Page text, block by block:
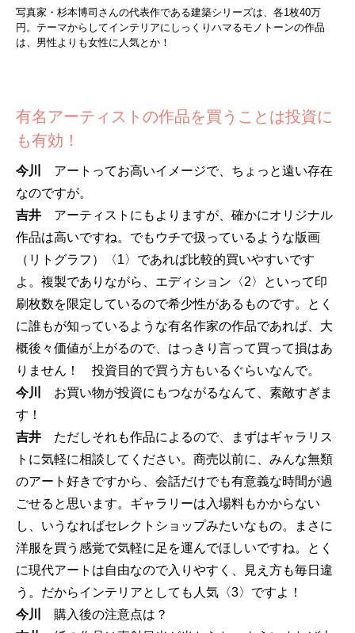
写真家・杉本博司さんの代表作である建築シリーズは、各1枚40万
円。テーマからしてインテリアにしっくりハマるモノトーンの作品
は、男性よりも女性に人気とか！
有名アーティストの作品を買うことは投資に
も有効！
今川
アートってお高いイメージで、ちょっと遠い存在
なのですが。
吉井 アーティストにもよりますが、確かにオリジナル
作品は高いですね。でもウチで扱っているような版画
（リトグラフ）〈1〉であれば比較的買いやすいです
よ。複製でありながら、エディション〈2〉といって印
刷枚数を限定しているので希少性があるものです。とく
に誰もが知っているような有名作家の作品であれば、大
概後々価値が上がるので、はっきり言って買って損はあ
りません！ 投資目的で買う方もいるぐらいなんで。
今川
お買い物が投資にもつながるなんて、素敵すぎま
す！
吉井 ただしそれも作品によるので、まずはギャラリス
トに気軽に相談してください。商売以前に、みんな無類
のアート好きですから、会話だけでも有意義な時間が過
ごせると思います。ギャラリーは入場料もかからない
し、いうなればセレクトショップみたいなもの。まさに
洋服を買う感覚で気軽に足を運んでほしいですね。とく
に現代アートは自由なので入りやすく、見え方も毎日違
う。だからインテリアとしても人気〈3〉ですよ！
今川
購入後の注意点は？